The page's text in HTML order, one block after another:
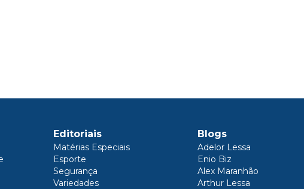
Editoriais
Matérias Especiais
Esporte
Segurança
Variedades
Blogs
Adelor Lessa
Enio Biz
Alex Maranhão
Arthur Lessa